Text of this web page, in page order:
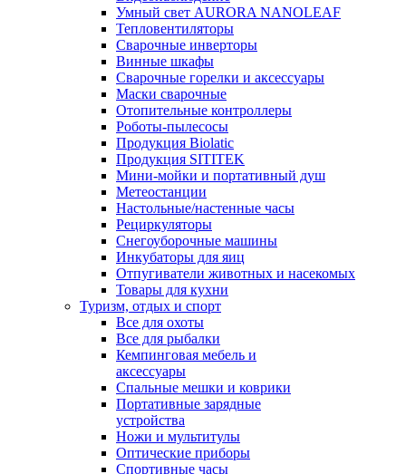
Умный свет AURORA NANOLEAF
Тепловентиляторы
Сварочные инверторы
Винные шкафы
Сварочные горелки и аксессуары
Маски сварочные
Отопительные контроллеры
Роботы-пылесосы
Продукция Biolatic
Продукция SITITEK
Мини-мойки и портативный душ
Метеостанции
Настольные/настенные часы
Рециркуляторы
Снегоуборочные машины
Инкубаторы для яиц
Отпугиватели животных и насекомых
Товары для кухни
Туризм, отдых и спорт
Все для охоты
Все для рыбалки
Кемпинговая мебель и
аксессуары
Спальные мешки и коврики
Портативные зарядные
устройства
Ножи и мультитулы
Оптические приборы
Спортивные часы